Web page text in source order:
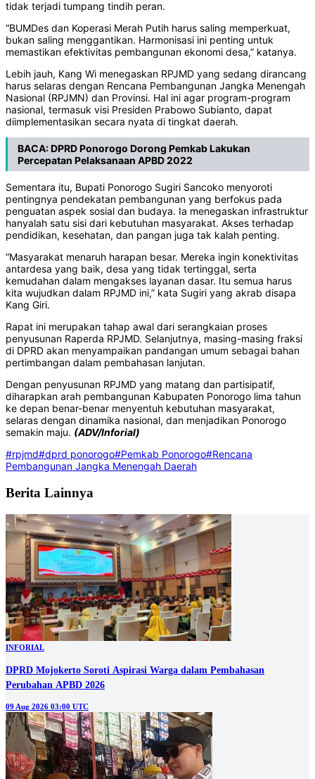
tidak terjadi tumpang tindih peran.
“BUMDes dan Koperasi Merah Putih harus saling memperkuat,
bukan saling menggantikan. Harmonisasi ini penting untuk
memastikan efektivitas pembangunan ekonomi desa,” katanya.
Lebih jauh, Kang Wi menegaskan RPJMD yang sedang dirancang
harus selaras dengan Rencana Pembangunan Jangka Menengah
Nasional (RPJMN) dan Provinsi. Hal ini agar program-program
nasional, termasuk visi Presiden Prabowo Subianto, dapat
diimplementasikan secara nyata di tingkat daerah.
BACA:DPRD Ponorogo Dorong Pemkab Lakukan
Percepatan Pelaksanaan APBD 2022
Sementara itu, Bupati Ponorogo Sugiri Sancoko menyoroti
pentingnya pendekatan pembangunan yang berfokus pada
penguatan aspek sosial dan budaya. Ia menegaskan infrastruktur
hanyalah satu sisi dari kebutuhan masyarakat. Akses terhadap
pendidikan, kesehatan, dan pangan juga tak kalah penting.
“Masyarakat menaruh harapan besar. Mereka ingin konektivitas
antardesa yang baik, desa yang tidak tertinggal, serta
kemudahan dalam mengakses layanan dasar. Itu semua harus
kita wujudkan dalam RPJMD ini,” kata Sugiri yang akrab disapa
Kang Giri.
Rapat ini merupakan tahap awal dari serangkaian proses
penyusunan Raperda RPJMD. Selanjutnya, masing-masing fraksi
di DPRD akan menyampaikan pandangan umum sebagai bahan
pertimbangan dalam pembahasan lanjutan.
Dengan penyusunan RPJMD yang matang dan partisipatif,
diharapkan arah pembangunan Kabupaten Ponorogo lima tahun
ke depan benar-benar menyentuh kebutuhan masyarakat,
selaras dengan dinamika nasional, dan menjadikan Ponorogo
semakin maju. (ADV/Inforial)
#rpjmd#dprd ponorogo#Pemkab Ponorogo#Rencana
Pembangunan Jangka Menengah Daerah
Berita Lainnya
INFORIAL
DPRD Mojokerto Soroti Aspirasi Warga dalam Pembahasan
Perubahan APBD 2026
09 Aug 2026 03:00 UTC